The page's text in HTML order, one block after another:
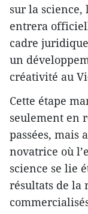
sur la
entrera
cadre
un
créativité au
Cette étape
seulement en
passées, mais
novatrice où
science se lie
résultats de la